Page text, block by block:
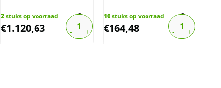
2stuks op voorraad
€1.120,63
10stuks op voorraad
€164,48